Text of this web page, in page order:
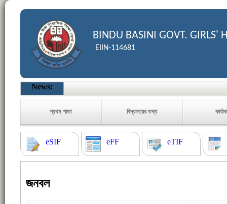
BINDU BASINI GOVT. GIRLS'
EIIN-114681
News:
প্রথম পাতা বিদ্যালয়ের তথ্য
eSIF eFF eTIF
জনবল